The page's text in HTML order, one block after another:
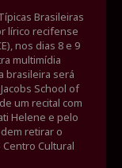
Brasileiras
lírico recifense
nos dias 8 e 9
multimídia
brasileira será
School of
um recital com
Helene e pelo
retirar o
Cultural